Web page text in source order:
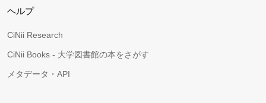
ヘルプ
CiNii Research
CiNii Books - 大学図書館の本をさがす
メタデータ・API